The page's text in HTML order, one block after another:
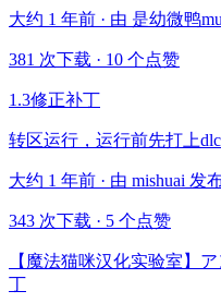
大约 1 年前 · 由 是幼微鸭
381 次下载 · 10 个点赞
1.3修正补丁
转区运行，运行前先打上dlc
大约 1 年前 · 由 mishuai 发
343 次下载 · 5 个点赞
【魔法猫咪汉化实验室】
丁